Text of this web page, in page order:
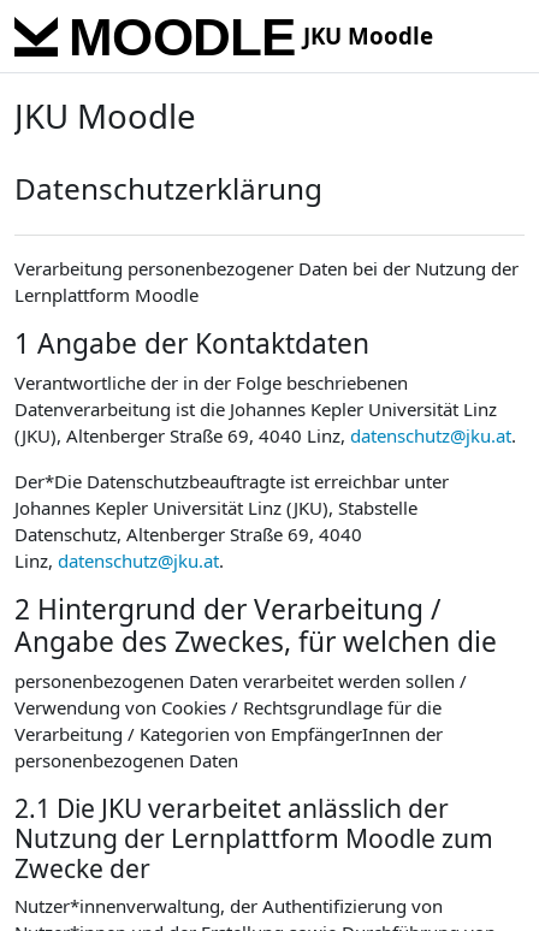
Skip to main content
JKU Moodle
JKU Moodle
Datenschutzerklärung
Verarbeitung personenbezogener Daten bei der Nutzung der
Lernplattform Moodle
1 Angabe der Kontaktdaten
Verantwortliche der in der Folge beschriebenen
Datenverarbeitung ist die Johannes Kepler Universität Linz
(JKU), Altenberger Straße 69, 4040 Linz, datenschutz@jku.at.
Der*Die Datenschutzbeauftragte ist erreichbar unter
Johannes Kepler Universität Linz (JKU), Stabstelle
Datenschutz, Altenberger Straße 69, 4040
Linz, datenschutz@jku.at.
2 Hintergrund der Verarbeitung /
Angabe des Zweckes, für welchen die
personenbezogenen Daten verarbeitet werden sollen /
Verwendung von Cookies / Rechtsgrundlage für die
Verarbeitung / Kategorien von EmpfängerInnen der
personenbezogenen Daten
2.1 Die JKU verarbeitet anlässlich der
Nutzung der Lernplattform Moodle zum
Zwecke der
Nutzer*innenverwaltung, der Authentifizierung von